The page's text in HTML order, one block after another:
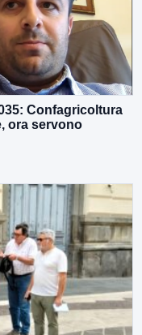
Confagricoltura
ora servono